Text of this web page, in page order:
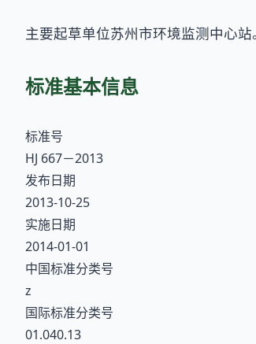
主要起草单位苏州市环境监测中心站。
标准基本信息
标准号
HJ 667－2013
发布日期
2013-10-25
实施日期
2014-01-01
中国标准分类号
z
国际标准分类号
01.040.13